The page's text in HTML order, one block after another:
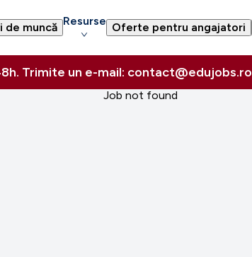
de muncă Resurse Oferte pentru angajatori
Trimite un e-mail: contact@edujobs.ro
Job not found